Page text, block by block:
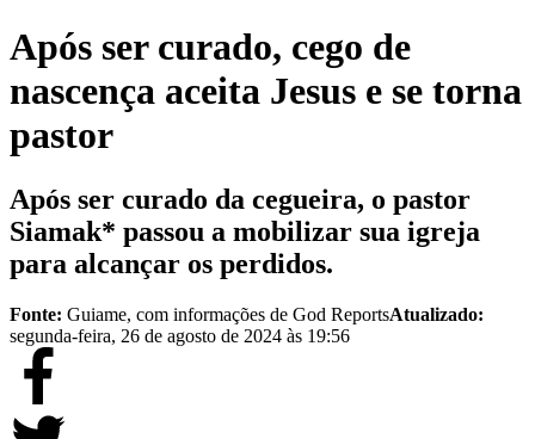
Após ser curado, cego de
nascença aceita Jesus e se torna
pastor
Após ser curado da cegueira, o pastor
Siamak* passou a mobilizar sua igreja
para alcançar os perdidos.
Fonte: Guiame, com informações de God ReportsAtualizado:
segunda-feira, 26 de agosto de 2024 às 19:56